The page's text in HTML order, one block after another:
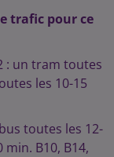
trafic pour ce
: un tram toutes
les 10-15
toutes les 12-
min. B10, B14,